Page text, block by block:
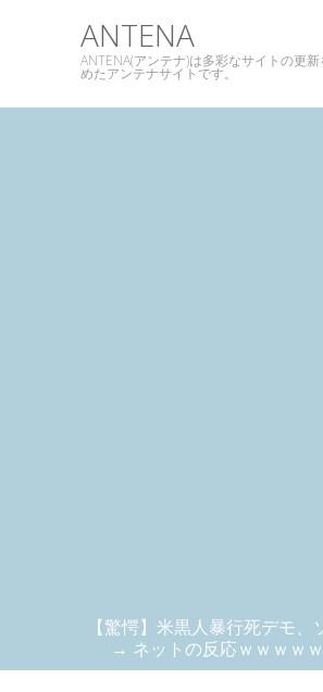
ANTENA
ANTENA(アンテナ)は多彩なサイトの更新
めたアンテナサイトです。
【驚愕】米黒人暴行死デモ、
→ ネットの反応ｗｗｗｗ